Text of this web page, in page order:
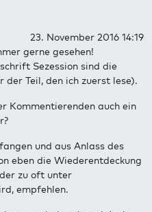
23. November 2016 14:19
gerne gesehen!
Sezession sind die
der Teil, den ich zuerst lese).
Kommentierenden auch ein
und aus Anlass des
eben die Wiederentdeckung
zu oft unter
empfehlen.